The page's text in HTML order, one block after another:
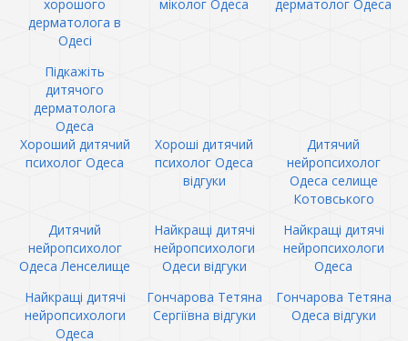
хорошого
дерматолога в
Одесі
міколог Одеса
дерматолог Одеса
Підкажіть
дитячого
дерматолога
Одеса
Хороший дитячий
психолог Одеса
Хороші дитячий
психолог Одеса
відгуки
Дитячий
нейропсихолог
Одеса селище
Котовського
Дитячий
нейропсихолог
Одеса Ленселище
Найкращі дитячі
нейропсихологи
Одеси відгуки
Найкращі дитячі
нейропсихологи
Одеса
Найкращі дитячі
нейропсихологи
Одеса
Гончарова Тетяна
Сергіївна відгуки
Гончарова Тетяна
Одеса відгуки